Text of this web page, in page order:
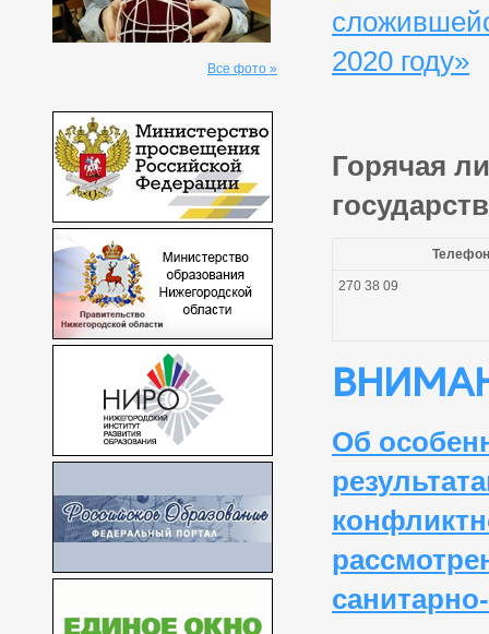
Все фото »
2020 году»
Горячая
Телефон
270 38 09
Об